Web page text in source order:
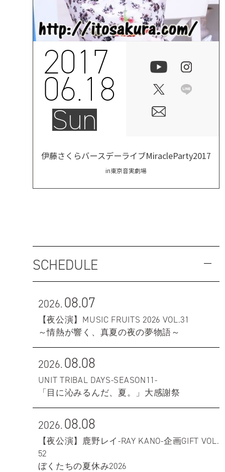
2017
06.18
Sun
伊藤さくらバースデーライブMiracleParty2017
in東京音実劇場
SCHEDULE
2026.08.07
【夜公演】MUSIC FRUITS 2026 VOL.31
～情熱が響く、真夏の夜の夢物語～
2026.08.08
UNIT TRIBAL DAYS-SEASON11-
「目に沁みるんだ、夏。」大感謝祭
2026.08.08
【夜公演】鹿野レイ-RAY KANO-企画GIFT VOL.
52
ぼくたちの夏休み2026